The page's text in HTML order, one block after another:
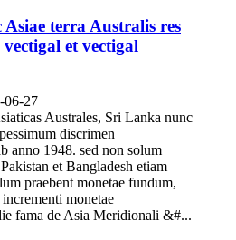
Asiae terra Australis res
et vectigal
06-27
Australes, Sri Lanka nunc
discrimen
anno 1948. sed non solum
et Bangladesh etiam
praebent monetae fundum,
monetae
fama de Asia Meridionali &#...